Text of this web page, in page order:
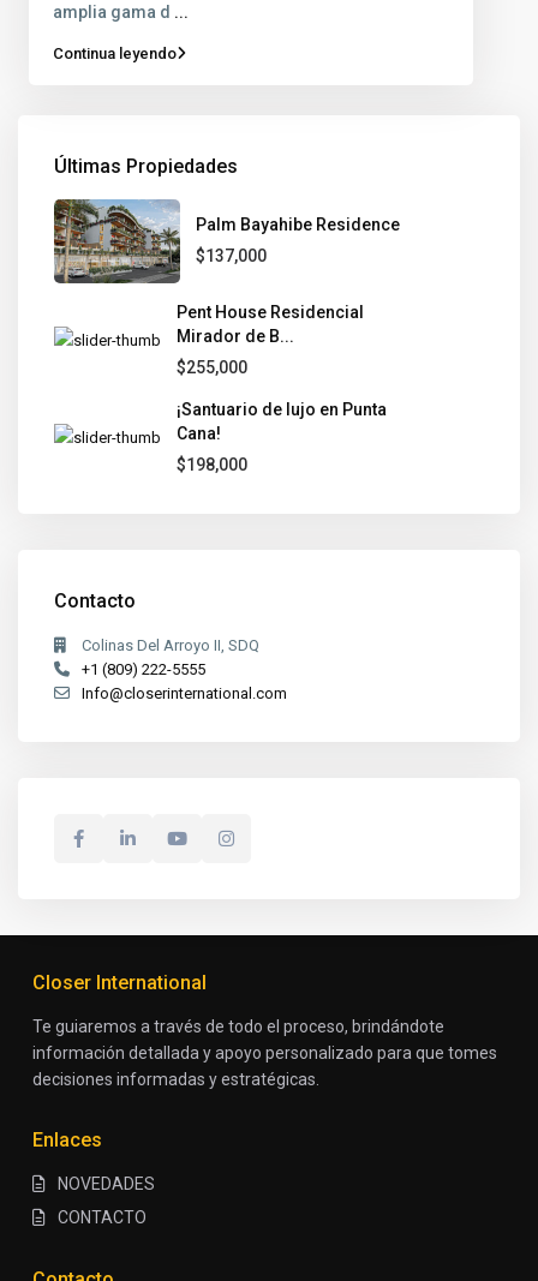
amplia gama d ...
Continua leyendo
Últimas Propiedades
Palm Bayahibe Residence
$137,000
Pent House Residencial
Mirador de B...
$255,000
¡Santuario de lujo en Punta
Cana!
$198,000
Contacto
Colinas Del Arroyo II, SDQ
+1 (809) 222-5555
Info@closerinternational.com
Closer International
Te guiaremos a través de todo el proceso, brindándote
información detallada y apoyo personalizado para que tomes
decisiones informadas y estratégicas.
Enlaces
NOVEDADES
CONTACTO